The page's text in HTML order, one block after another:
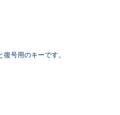
号用のキーです。